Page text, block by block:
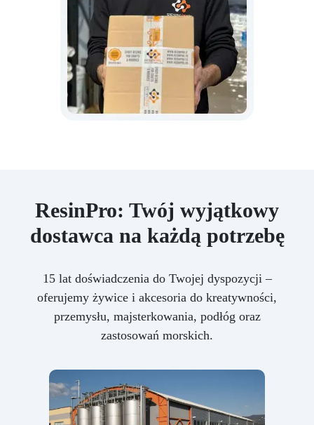
ResinPro: Twój wyjątkowy
dostawca na każdą potrzebę
15 lat doświadczenia do Twojej dyspozycji –
oferujemy żywice i akcesoria do kreatywności,
przemysłu, majsterkowania, podłóg oraz
zastosowań morskich.